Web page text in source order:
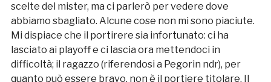
scelte del mister, ma ci parlerò per vedere dove
abbiamo sbagliato. Alcune cose non mi sono piaciute.
Mi dispiace che il portirere sia infortunato: ci ha
lasciato ai playoff e ci lascia ora mettendoci in
difficoltà; il ragazzo (riferendosi a Pegorin ndr), per
quanto può essere bravo, non è il portiere titolare. Il